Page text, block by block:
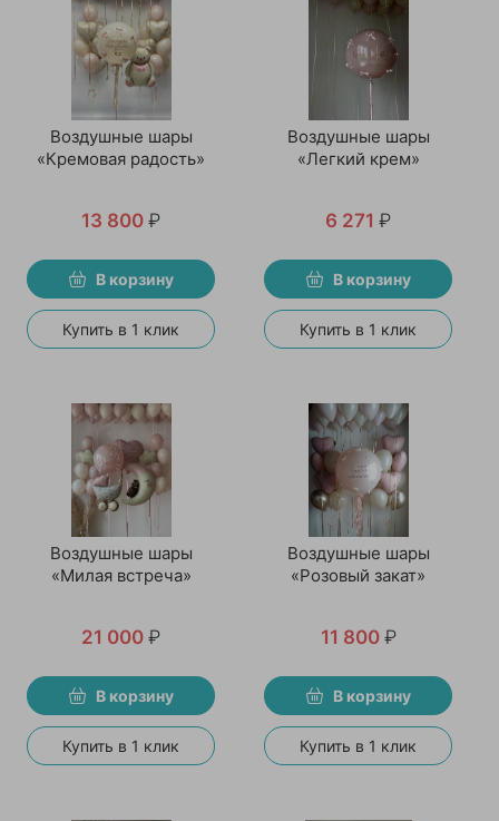
Воздушные шары
«Кремовая радость»
13 800 ₽
В корзину
Купить в 1 клик
Воздушные шары
«Легкий крем»
6 271 ₽
В корзину
Купить в 1 клик
Воздушные шары
«Милая встреча»
21 000 ₽
В корзину
Купить в 1 клик
Воздушные шары
«Розовый закат»
11 800 ₽
В корзину
Купить в 1 клик